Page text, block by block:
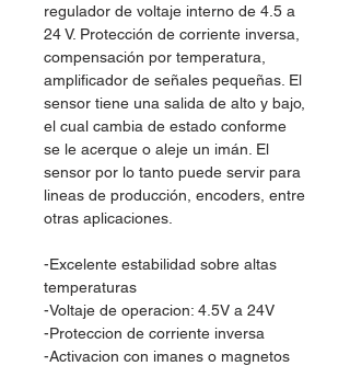
regulador de voltaje interno de 4.5 a
24 V. Protección de corriente inversa,
compensación por temperatura,
amplificador de señales pequeñas. El
sensor tiene una salida de alto y bajo,
el cual cambia de estado conforme
se le acerque o aleje un imán. El
sensor por lo tanto puede servir para
lineas de producción, encoders, entre
otras aplicaciones.
-Excelente estabilidad sobre altas
temperaturas
-Voltaje de operacion: 4.5V a 24V
-Proteccion de corriente inversa
-Activacion con imanes o magnetos